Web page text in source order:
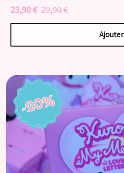
23,90 € 29,90 €
Ajouter